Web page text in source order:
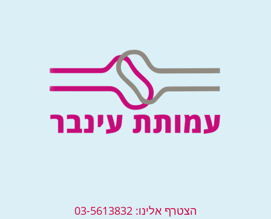
הצטרף אלינו: 03-5613832